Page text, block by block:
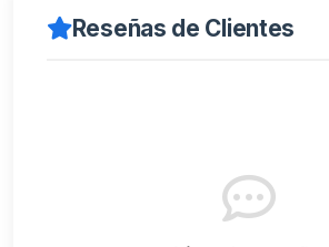
Reseñas de Clientes